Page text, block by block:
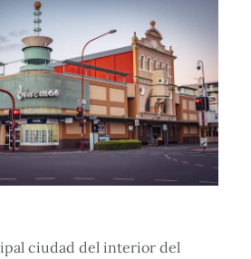
ciudad del interior del